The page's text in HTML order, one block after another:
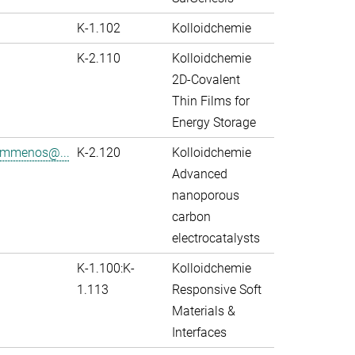
K-1.102
Kolloidchemie
K-2.110
Kolloidchemie
2D-Covalent
Thin Films for
Energy Storage
K-2.120
Kolloidchemie
Advanced
nanoporous
carbon
electrocatalysts
K-1.100:K-
1.113
Kolloidchemie
Responsive Soft
Materials &
Interfaces